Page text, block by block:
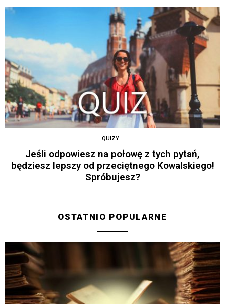
QUIZY
Jeśli odpowiesz na połowę z tych pytań,
będziesz lepszy od przeciętnego Kowalskiego!
Spróbujesz?
OSTATNIO POPULARNE